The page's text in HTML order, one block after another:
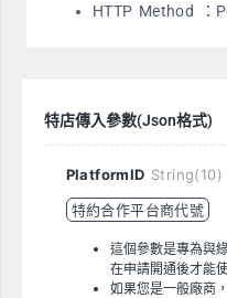
HTTP Method ：
特店傳入參數(Json格式)
PlatformID String(10)
特約合作平台商代號
這個參數是專為與
在申請開通後才能
如果您是一般廠商